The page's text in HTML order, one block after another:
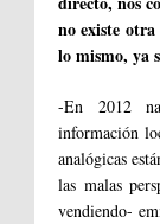
no existe
lo mismo, ya
-En 2012
información
analógicas
las malas
vendiendo-